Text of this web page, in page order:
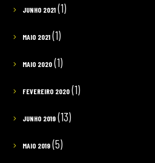
JUNHO 2021(1)
MAIO 2021(1)
MAIO 2020(1)
FEVEREIRO 2020(1)
JUNHO 2019(13)
MAIO 2019(5)